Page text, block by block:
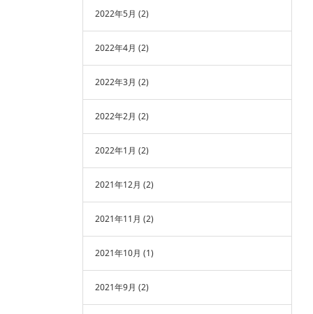
2022年5月 (2)
2022年4月 (2)
2022年3月 (2)
2022年2月 (2)
2022年1月 (2)
2021年12月 (2)
2021年11月 (2)
2021年10月 (1)
2021年9月 (2)